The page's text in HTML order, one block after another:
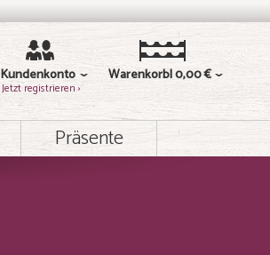
Kundenkonto
Jetzt registrieren ›
Warenkorb 0,00 €
Präsente